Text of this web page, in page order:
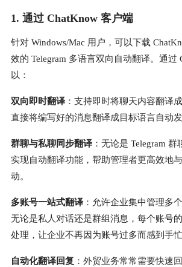
1. 通过 ChatKnow 客户端
针对 Windows/Mac 用户，可以下载
效的 Telegram 多语言双向自动翻译。通过
以：
双向即时翻译 ：支持即时将聊天内容翻译
直接将编写好的消息翻译成目标语言自动发
群聊与私聊同步翻译 ：无论是 Telegram
实现自动翻译功能，帮助管理者更高效地
动。
多账号一站式翻译 ：允许企业集中管理多
无论是私人对话还是群组消息，每个账号
处理，让企业不再因为账号过多而感到手忙
自动化翻译回复 ：外贸业务常常需要快速